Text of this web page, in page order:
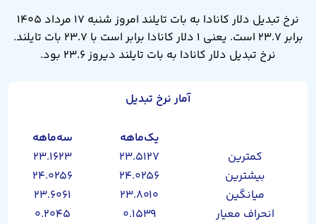
نرخ تبدیل دلار کانادا به بات تایلند امروز شنبه ۱۷ مرداد ۱۴۰۵
برابر ۲۳.۷ است. یعنی ۱ دلار کانادا برابر است با ۲۳.۷ بات تایلند.
نرخ تبدیل دلار کانادا به بات تایلند دیروز ۲۳.۶ بود.
آمار نرخ تبدیل
یک‌ماهه
سه‌ماهه
کمترین
۲۳.۵۱۲۷
۲۳.۱۶۲۳
بیشترین
۲۴.۰۲۵۶
۲۴.۰۲۵۶
میانگین
۲۳.۸۰۱۰
۲۳.۶۰۶۱
انحراف معیار
۰.۱۵۳۹ ۰.۲۰۴۵